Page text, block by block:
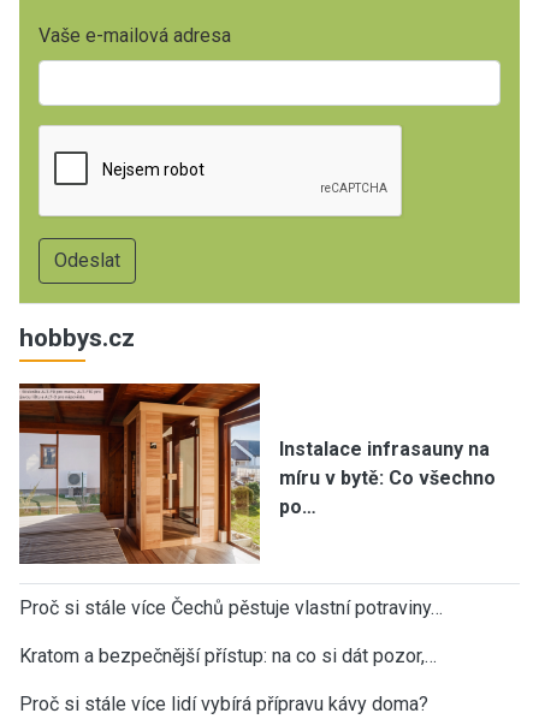
Vaše e-mailová adresa
hobbys.cz
Instalace infrasauny na
míru v bytě: Co všechno
po…
Proč si stále více Čechů pěstuje vlastní potraviny…
Kratom a bezpečnější přístup: na co si dát pozor,…
Proč si stále více lidí vybírá přípravu kávy doma?